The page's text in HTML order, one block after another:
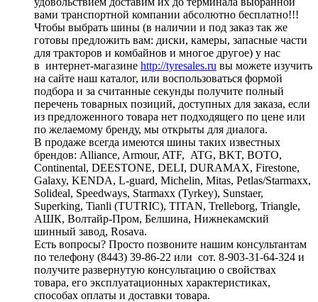
вами транспортной компании абсолютно бесплатно!!!
Чтобы выбрать шины (в наличии и под заказ так же
готовы предложить вам: диски, камеры, запасные части
для тракторов и комбайнов и многое другое) у нас
в интернет-магазине http://tyresales.ru вы можете изучить
на сайте наш каталог, или воспользоваться формой
подбора и за считанные секунды получите полный
перечень товарных позиций, доступных для заказа, если
из предложенного товара нет подходящего по цене или
по желаемому бренду, мы открыты для диалога.
В продаже всегда имеются шины таких известных
брендов: Alliance, Armour, ATF, ATG, BKT, BOTO,
Continental, DEESTONE, DELI, DURAMAX, Firestone,
Galaxy, KENDA, L-guard, Michelin, Mitas, Petlas/Starmaxx,
Solideal, Speedways, Starmaxx (Tyrkey), Sunstaer,
Superking, Tianli (TUTRIC), TITAN, Trelleborg, Triangle,
АШК, Волтайр-Пром, Белшина, Нижнекамский
шинный завод, Rosava.
Есть вопросы? Просто позвоните нашим консультантам
по телефону (8443) 39-86-22 или сот. 8-903-31-64-324 и
получите развернутую консультацию о свойствах
товара, его эксплуатационных характеристиках,
способах оплаты и доставки товара.